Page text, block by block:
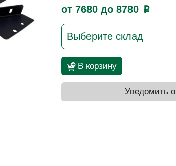
от 7680 до 8780 p
Выберите склад
В корзину
Уведомить